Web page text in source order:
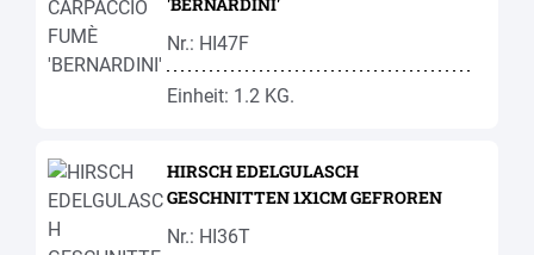
Nr.: HI47F
Einheit: 1.2 KG.
HIRSCH EDELGULASCH
GESCHNITTEN 1X1CM GEFROREN
Nr.: HI36T